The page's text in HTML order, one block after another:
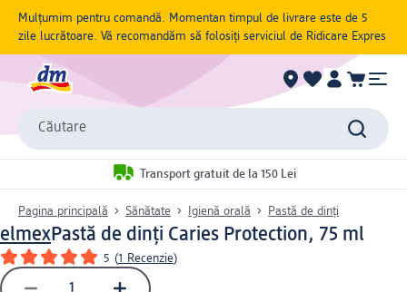
Mulțumim pentru comandă. Momentan timpul de livrare este de 5
zile lucrătoare. Vă recomandăm să folosiți serviciul de Ridicare Expres
Căutare
Transport gratuit de la 150 Lei
Pagina principală Sănătate Igienă orală Pastă de dinți
elmexPastă de dinți Caries Protection, 75 ml
5 (1 Recenzie)